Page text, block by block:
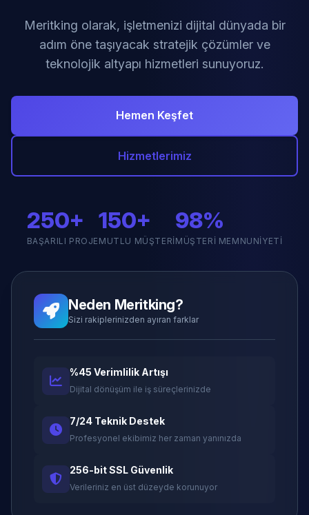
Meritking olarak, işletmenizi dijital dünyada bir
adım öne taşıyacak stratejik çözümler ve
teknolojik altyapı hizmetleri sunuyoruz.
Hemen Keşfet
Hizmetlerimiz
250+
BAŞARILI PROJE
150+
MUTLU MÜŞTERI
98%
MÜŞTERI MEMNUNIYETI
Neden Meritking?
Sizi rakiplerinizden ayıran farklar
%45 Verimlilik Artışı
Dijital dönüşüm ile iş süreçlerinizde
7/24 Teknik Destek
Profesyonel ekibimiz her zaman yanınızda
256-bit SSL Güvenlik
Verileriniz en üst düzeyde korunuyor